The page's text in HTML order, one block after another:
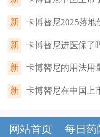
新 卡博替尼2025落地
新 卡博替尼进医保了
新 卡博替尼的用法用
新 卡博替尼在中国上
网站首页 每日药